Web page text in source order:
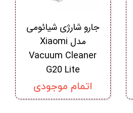
جارو شارژی شیائومی
مدل Xiaomi
Vacuum Cleaner
G20 Lite
اتمام موجودی